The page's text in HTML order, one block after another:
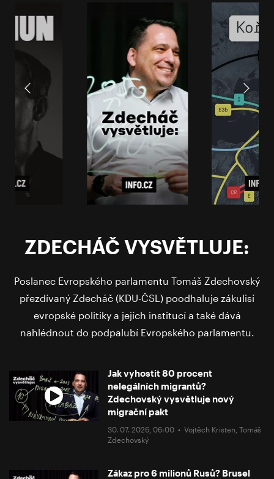
ZDECHÁČ VYSVĚTLUJE:
Poslanec Evropského parlamentu Tomáš Zdechovský
přezdívaný Zdecháč (KDU-ČSL) poodhaluje zákulisí
evropské politiky a jejích institucí a také dává
nahlédnout do podpalubí Evropského parlamentu.
Jak vyhostit 80 procent
nelegálních migrantů?
Zdechovský vysvětluje nový
migrační pakt
30. 07. 2026, 06:00 •Vojtěch Kristen ,Tomáš
Zdechovský
Zákaz pro 6 milionů Rusů? Brusel